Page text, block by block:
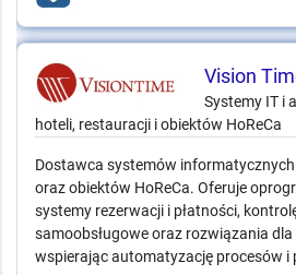
Vision
Systemy IT i
hoteli, restauracji i obiektów HoReCa
Dostawca systemów
oraz obiektów HoReCa. Oferuje
systemy rezerwacji i płatności,
samoobsługowe oraz rozwiązania dla
wspierając automatyzację procesów i